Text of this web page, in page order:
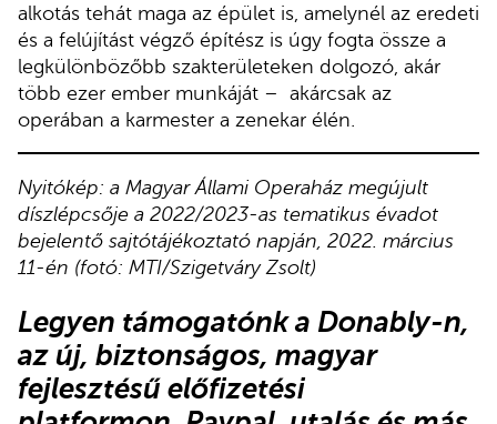
alkotás tehát maga az épület is, amelynél az eredeti
és a felújítást végző építész is úgy fogta össze a
legkülönbözőbb szakterületeken dolgozó, akár
több ezer ember munkáját – akárcsak az
operában a karmester a zenekar élén.
Nyitókép: a Magyar Állami Operaház megújult
díszlépcsője a 2022/2023-as tematikus évadot
bejelentő sajtótájékoztató napján, 2022. március
11-én (fotó: MTI/Szigetváry Zsolt)
Legyen támogatónka Donably-n,
az új, biztonságos, magyar
fejlesztésű előfizetési